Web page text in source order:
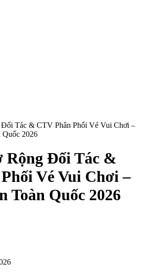
Tác & CTV Phân Phối Vé Vui Chơi –
Quốc 2026
Đối Tác &
Vé Vui Chơi –
Toàn Quốc 2026